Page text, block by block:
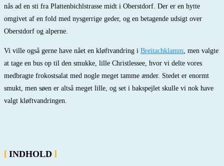
nås ad en sti fra Plattenbichlstrasse midt i Oberstdorf. Der er en hytte
omgivet af en fold med nysgerrige geder, og en betagende udsigt over
Oberstdorf og alperne.
Vi ville også gerne have nået en kløftvandring i Breitachklamm, men valgte
at tage en bus op til den smukke, lille Christlessee, hvor vi delte vores
medbragte frokostsalat med nogle meget tamme ænder. Stedet er enormt
smukt, men søen er altså meget lille, og set i bakspejlet skulle vi nok have
valgt kløftvandringen.
INDHOLD